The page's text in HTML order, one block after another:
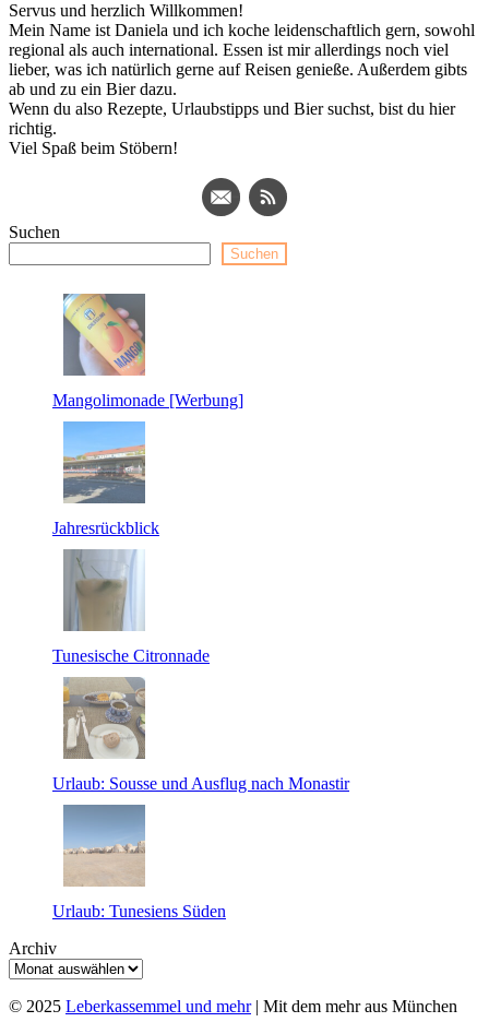
Servus und herzlich Willkommen!
Mein Name ist Daniela und ich koche leidenschaftlich gern, sowohl
regional als auch international. Essen ist mir allerdings noch viel
lieber, was ich natürlich gerne auf Reisen genieße. Außerdem gibts
ab und zu ein Bier dazu.
Wenn du also Rezepte, Urlaubstipps und Bier suchst, bist du hier
richtig.
Viel Spaß beim Stöbern!
Suchen
Suchen
Mangolimonade [Werbung]
Jahresrückblick
Tunesische Citronnade
Urlaub: Sousse und Ausflug nach Monastir
Urlaub: Tunesiens Süden
Archiv
© 2025 Leberkassemmel und mehr| Mit dem mehr aus München